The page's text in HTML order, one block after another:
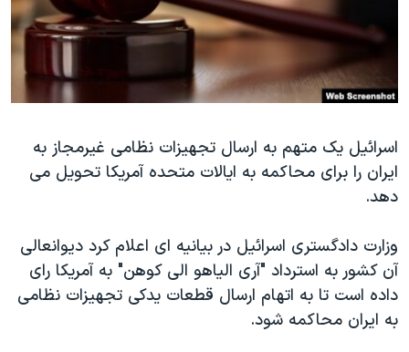
فرهنگ و زندگی
اقتصادی
اسرائیل در جنگ
گالری عکس
حمله جمهوری اسلامی به اسرائیل
ورزش زنان در ایران
اعتراضات زن، زندگی، آزادی
تریبونال مردمی آبان ۹۸
دادگاه حمید نوری
چهل سال گروگان‌گیری
زبانهای مختلف
اسرائیل یک متهم به ارسال تجهیزات نظامی غیرمجاز به
ایران را برای محاکمه به ایالات متحده آمریکا تحویل می
دهد.
وزارت دادگستری اسرائیل در بیانیه ای اعلام کرد دیوانعالی
آن کشور به استرداد "آری الیاهو الی کوهن" به آمریکا رای
داده است تا به اتهام ارسال قطعات یدکی تجهیزات نظامی
به ایران محاکمه شود.